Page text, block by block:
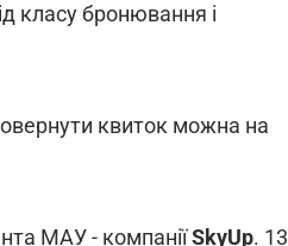
класу бронювання і
квиток можна на
МАУ - компаніїSkyUp. 13